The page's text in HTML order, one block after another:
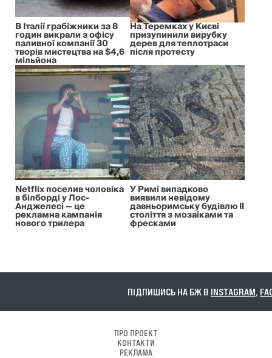
В Італії грабіжники за 8
годин викрали з офісу
паливної компанії 30
творів мистецтва на $4,6
мільйона
На Теремках у Києві
призупинили вирубку
дерев для теплотраси
після протесту
Netflix поселив чоловіка
в білборді у Лос-
Анджелесі — це
рекламна кампанія
нового трилера
У Римі випадково
виявили невідому
давньоримську будівлю II
століття з мозаїками та
фресками
ПІДПИШИСЬ НА БЖ В INSTAGRAM,
ПРО ПРОЕКТ
КОНТАКТИ
РЕКЛАМА